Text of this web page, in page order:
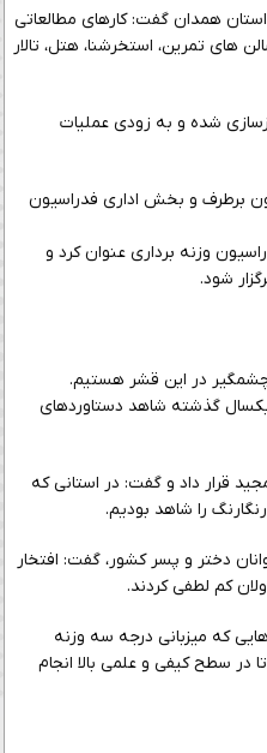
همدان گفت: کارهای مطالعاتی
تمرین، استخرشنا، هتل، تالار
وزنه برداری با ۴۵۰ میلیارد ریال اعتبار بازسازی شده و به زودی عملیات
برطرف و بخش اداری فدراسیون
وزنه برداری عنوان کرد و
چشمگیر در این قشر هستیم.
گذشته شاهد دستاوردهای
قرار داد و گفت: در استانی که
را شاهد بودیم.
و جوانان دختر و پسر کشور، گفت: افتخار
کم لطفی کردند.
که میزبانی درجه سه وزنه
برگزار می کنیم تا در سطح کیفی و علمی بالا انجام